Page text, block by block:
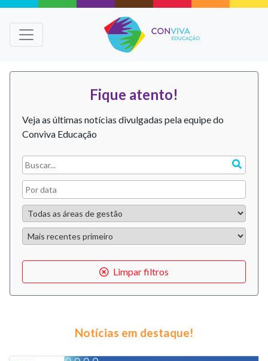
Fique atento!
Veja as últimas notícias divulgadas pela equipe do
Conviva Educação
Limpar filtros
Notícias em destaque!